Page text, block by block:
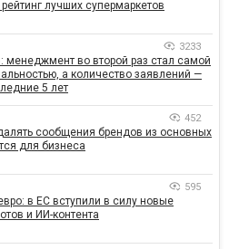
лучших супермаркетов
3233
менеджмент во второй раз стал самой
а количество заявлений —
5 лет
452
сообщения брендов из основных
для бизнеса
595
в ЕС вступили в силу новые
и ИИ-контента